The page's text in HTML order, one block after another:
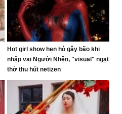
Hot girl show hẹn hò gây bão khi
nhập vai Người Nhện, "visual" ngạt
thở thu hút netizen